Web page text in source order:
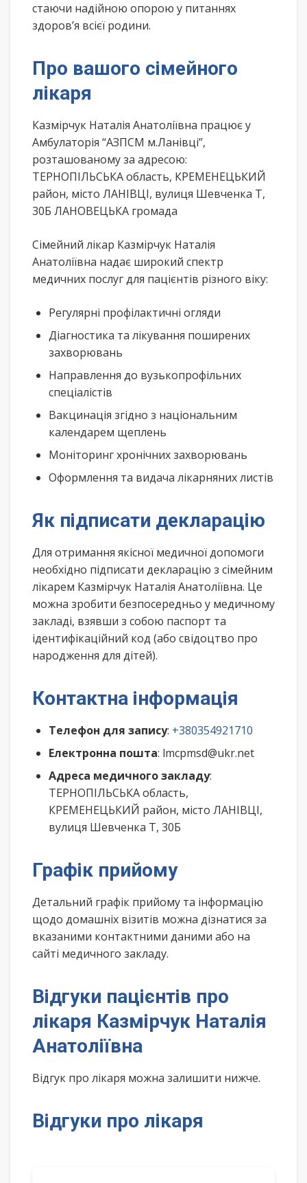
стаючи надійною опорою у питаннях
здоров’я всієї родини.
Про вашого сімейного
лікаря
Казмірчук Наталія Анатоліївна працює у
Амбулаторія “АЗПСМ м.Ланівці”,
розташованому за адресою:
ТЕРНОПІЛЬСЬКА область, КРЕМЕНЕЦЬКИЙ
район, місто ЛАНІВЦІ, вулиця Шевченка Т,
30Б ЛАНОВЕЦЬКА громада
Сімейний лікар Казмірчук Наталія
Анатоліївна надає широкий спектр
медичних послуг для пацієнтів різного віку:
Регулярні профілактичні огляди
Діагностика та лікування поширених
захворювань
Направлення до вузькопрофільних
спеціалістів
Вакцинація згідно з національним
календарем щеплень
Моніторинг хронічних захворювань
Оформлення та видача лікарняних листів
Як підписати декларацію
Для отримання якісної медичної допомоги
необхідно підписати декларацію з сімейним
лікарем Казмірчук Наталія Анатоліївна. Це
можна зробити безпосередньо у медичному
закладі, взявши з собою паспорт та
ідентифікаційний код (або свідоцтво про
народження для дітей).
Контактна інформація
Телефон для запису: +380354921710
Електронна пошта: lmcpmsd@ukr.net
Адреса медичного закладу:
ТЕРНОПІЛЬСЬКА область,
КРЕМЕНЕЦЬКИЙ район, місто ЛАНІВЦІ,
вулиця Шевченка Т, 30Б
Графік прийому
Детальний графік прийому та інформацію
щодо домашніх візитів можна дізнатися за
вказаними контактними даними або на
сайті медичного закладу.
Відгуки пацієнтів про
лікаря Казмірчук Наталія
Анатоліївна
Відгук про лікаря можна залишити нижче.
Відгуки про лікаря